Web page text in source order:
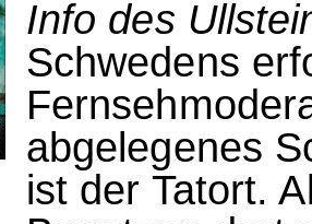
Info des
Schwedens
abgelegenes
ist der Tatort.